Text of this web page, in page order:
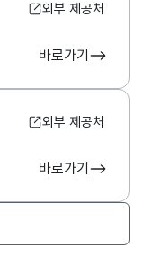
외부 제공처
바로가기
외부 제공처
바로가기